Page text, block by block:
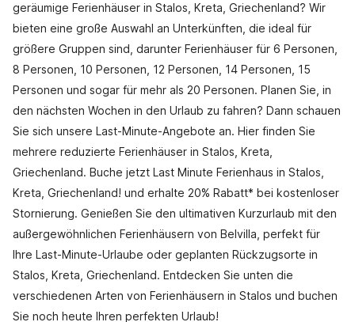
geräumige Ferienhäuser in Stalos, Kreta, Griechenland? Wir
bieten eine große Auswahl an Unterkünften, die ideal für
größere Gruppen sind, darunter Ferienhäuser für 6 Personen,
8 Personen, 10 Personen, 12 Personen, 14 Personen, 15
Personen und sogar für mehr als 20 Personen. Planen Sie, in
den nächsten Wochen in den Urlaub zu fahren? Dann schauen
Sie sich unsere Last-Minute-Angebote an. Hier finden Sie
mehrere reduzierte Ferienhäuser in Stalos, Kreta,
Griechenland. Buche jetzt Last Minute Ferienhaus in Stalos,
Kreta, Griechenland! und erhalte 20% Rabatt* bei kostenloser
Stornierung. Genießen Sie den ultimativen Kurzurlaub mit den
außergewöhnlichen Ferienhäusern von Belvilla, perfekt für
Ihre Last-Minute-Urlaube oder geplanten Rückzugsorte in
Stalos, Kreta, Griechenland. Entdecken Sie unten die
verschiedenen Arten von Ferienhäusern in Stalos und buchen
Sie noch heute Ihren perfekten Urlaub!